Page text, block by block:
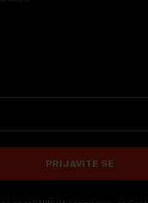
PRIJAVITE SE